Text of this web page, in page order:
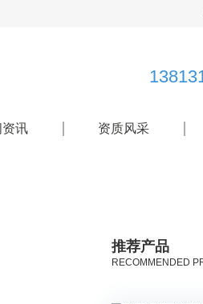
讯 资质风采
推荐产品
RECOMMENDED